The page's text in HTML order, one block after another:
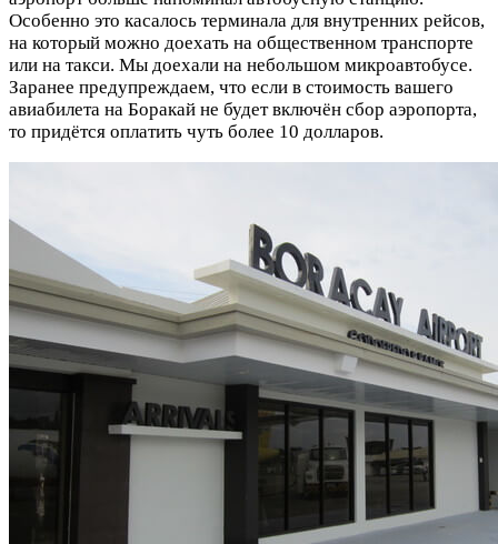
Особенно это касалось терминала для внутренних рейсов,
на который можно доехать на общественном транспорте
или на такси. Мы доехали на небольшом микроавтобусе.
Заранее предупреждаем, что если в стоимость вашего
авиабилета на Боракай не будет включён сбор аэропорта,
то придётся оплатить чуть более 10 долларов.